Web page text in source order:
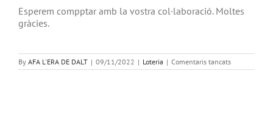
Esperem compptar amb la vostra col·laboració. Moltes
gràcies.
By AFA L'ERA DE DALT | 09/11/2022 | Loteria | Comentaris tancatsa
Loteria